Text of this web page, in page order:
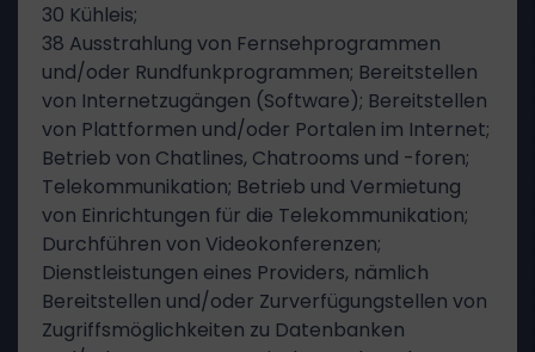
30 Kühleis;
38 Ausstrahlung von Fernsehprogrammen
und/oder Rundfunkprogrammen; Bereitstellen
von Internetzugängen (Software); Bereitstellen
von Plattformen und/oder Portalen im Internet;
Betrieb von Chatlines, Chatrooms und -foren;
Telekommunikation; Betrieb und Vermietung
von Einrichtungen für die Telekommunikation;
Durchführen von Videokonferenzen;
Dienstleistungen eines Providers, nämlich
Bereitstellen und/oder Zurverfügungstellen von
Zugriffsmöglichkeiten zu Datenbanken